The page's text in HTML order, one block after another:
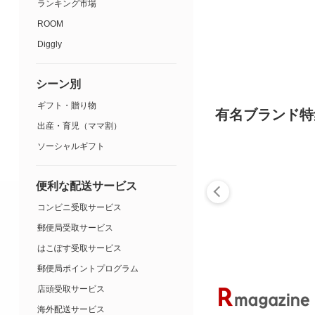
有名ブランド
ランキング市場
ROOM
Diggly
シーン別
ギフト・贈り物
出産・育児（ママ割）
ソーシャルギフト
便利な配送サービス
コンビニ受取サービス
郵便局受取サービス
はこぽす受取サービス
郵便局ポイントプログラム
店頭受取サービス
海外配送サービス